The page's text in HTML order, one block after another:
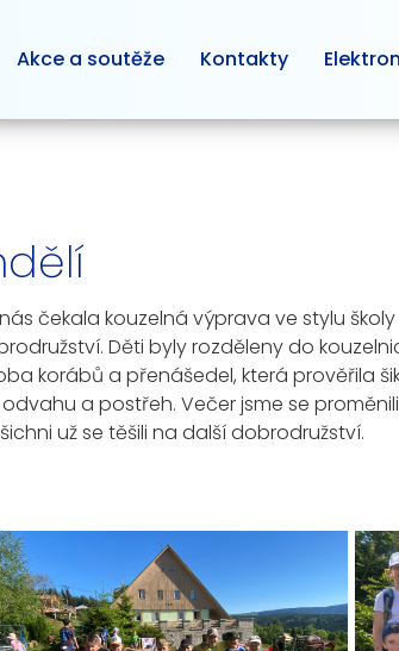
Akce a soutěže Kontakty
čekala kouzelná výprava ve stylu
Děti byly rozděleny do
korábů a přenášedel, která prověřila
a postřeh. Večer jsme se
už se těšili na další dobrodružství.